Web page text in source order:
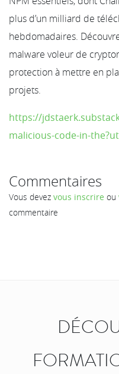
plus d’un milliard de
hebdomadaires.
malware voleur de
protection à mettre en
projets.
https://
malicious-code-in-
Commentaires
Vous devez vous inscrire ou
commentaire